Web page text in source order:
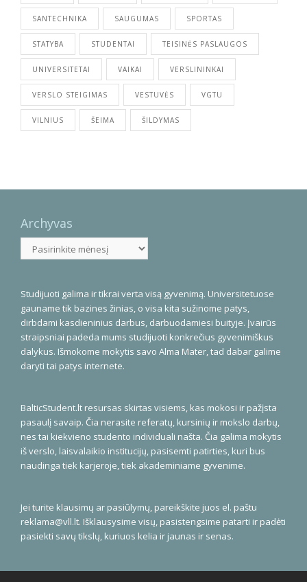
SANTECHNIKA SAUGUMAS SPORTAS
STATYBA STUDENTAI TEISINĖS PASLAUGOS
UNIVERSITETAI VAIKAI VERSLININKAI
VERSLO STEIGIMAS VESTUVĖS VGTU
VILNIUS ŠEIMA ŠILDYMAS
Archyvas
Studijuoti galima ir tikrai verta visą gyvenimą. Universitetuose
gauname tik bazines žinias, o visa kita sužinome patys,
dirbdami kasdieninius darbus, darbuodamiesi buityje. Įvairūs
straipsniai padeda mums studijuoti konkrečius gyvenimiškus
dalykus. Išmokome mokytis savo Alma Mater, tad dabar galime
daryti tai patys internete.
BalticStudent.lt resursas skirtas visiems, kas mokosi ir pažįsta
pasaulį savaip. Čia nerasite referatų, kursinių ir mokslo darbų,
nes tai kiekvieno studento individuali našta. Čia galima mokytis
iš verslo, laisvalaikio institucijų, pasisemti patirties, kuri bus
naudinga tiek karjeroje, tiek akademiniame gyvenime.
Jei turite klausimų ar pasiūlymų, pareikškite juos el. paštu
reklama@vll.lt. Išklausysime visų, pasistengsime patarti ir padėti
pasiekti savų tikslų, kuriuos kelia ir jaunas ir senas.